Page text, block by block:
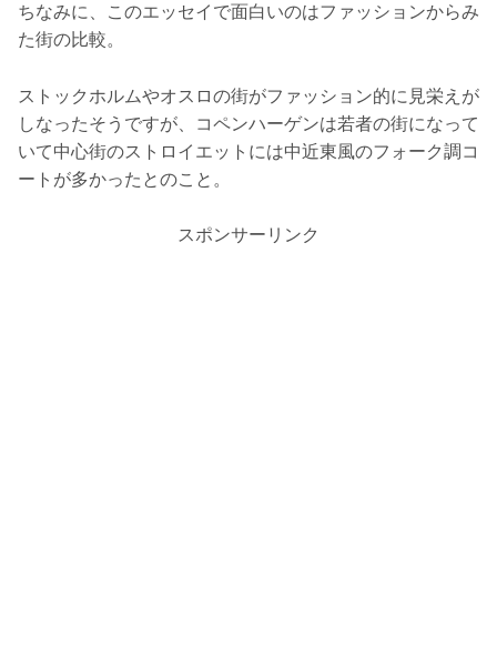
ちなみに、このエッセイで面白いのはファッションからみ
た街の比較。
ストックホルムやオスロの街がファッション的に見栄えが
しなったそうですが、コペンハーゲンは若者の街になって
いて中心街のストロイエットには中近東風のフォーク調コ
ートが多かったとのこと。
スポンサーリンク